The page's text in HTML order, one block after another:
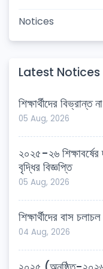
Notices
Latest Notices
শিক্ষার্থীদের বিভ্রান্ত
05 Aug, 2026
২০২৫-২৬
বৃদ্ধির বিজ্ঞপ্তি
05 Aug, 2026
শিক্ষার্থীদের বাস
04 Aug, 2026